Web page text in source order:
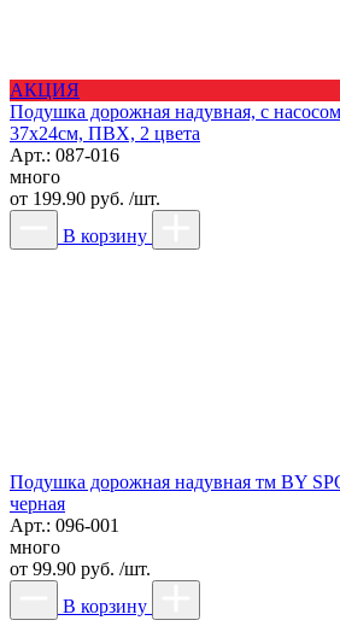
АКЦИЯ
Подушка дорожная надувная, с
37х24см, ПВХ, 2 цвета
Арт.: 087-016
много
от 199.90 руб. /шт.
В корзину
Подушка дорожная надувная тм BY
черная
Арт.: 096-001
много
от 99.90 руб. /шт.
В корзину